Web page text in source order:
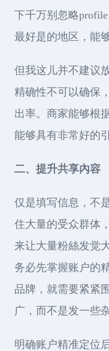
下千万别忽略
最好是的地区，能
但我这儿并不建议
精确性不可以确保
出率。商家能够根
能够具有非常好的
二、提升共享內容
仅是填写信息，不
住大量的受众群体
来让大量粉絲发觉
务必先掌握账户的
品牌，就需要紧紧
广，而不是发一些
明确账户精准定位